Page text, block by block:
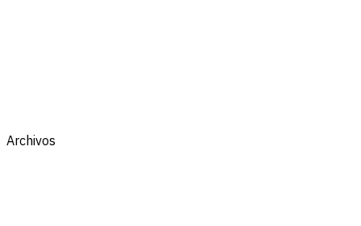
Archivos